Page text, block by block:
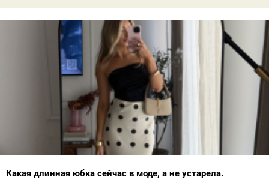
Какая длинная юбка сейчас в моде, а не устарела.